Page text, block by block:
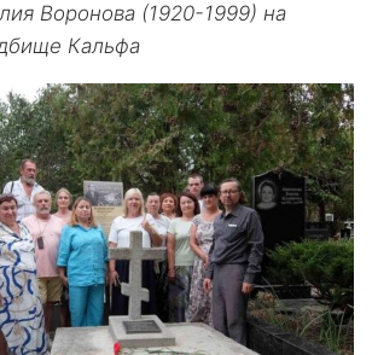
Воронова (1920-1999) на
Кальфа